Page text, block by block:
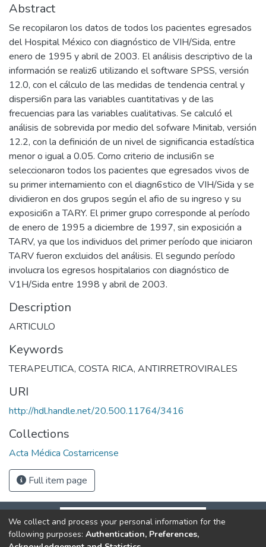
Abstract
Se recopilaron los datos de todos los pacientes egresados
del Hospital México con diagnóstico de VIH/Sida, entre
enero de 1995 y abril de 2003. El análisis descriptivo de la
información se realiz6 utilizando el software SPSS, versión
12.0, con el cálculo de las medidas de tendencia central y
dispersi6n para las variables cuantitativas y de las
frecuencias para las variables cualitativas. Se calculó el
análisis de sobrevida por medio del sofware Minitab, versión
12.2, con la definición de un nivel de significancia estadística
menor o igual a 0.05. Corno criterio de inclusi6n se
seleccionaron todos los pacientes que egresados vivos de
su primer internamiento con el diagn6stico de VIH/Sida y se
dividieron en dos grupos según el afio de su ingreso y su
exposici6n a TARY. El primer grupo corresponde al período
de enero de 1995 a diciembre de 1997, sin exposición a
TARV, ya que los individuos del primer período que iniciaron
TARV fueron excluidos del análisis. El segundo período
involucra los egresos hospitalarios con diagnóstico de
V1H/Sida entre 1998 y abril de 2003.
Description
ARTICULO
Keywords
TERAPEUTICA, COSTA RICA, ANTIRRETROVIRALES
URI
http://hdl.handle.net/20.500.11764/3416
Collections
Acta Médica Costarricense
Full item page
We collect and process your personal information for the
following purposes: Authentication, Preferences,